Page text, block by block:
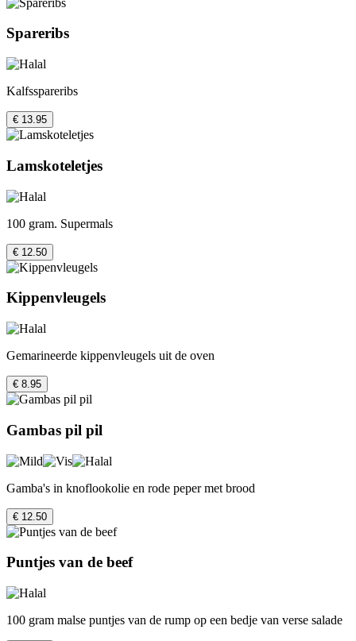
Spareribs
Kalfsspareribs
€ 13.95
Lamskoteletjes
100 gram. Supermals
€ 12.50
Kippenvleugels
Gemarineerde kippenvleugels uit de oven
€ 8.95
Gambas pil pil
Gamba's in knoflookolie en rode peper met brood
€ 12.50
Puntjes van de beef
100 gram malse puntjes van de rump op een bedje van verse salade